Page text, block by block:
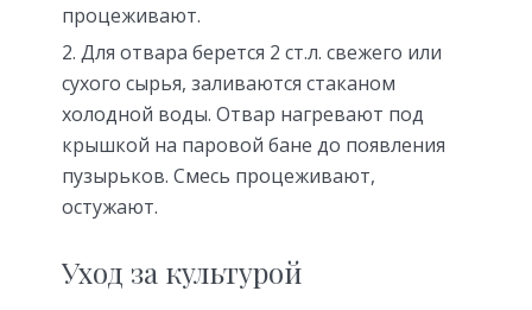
процеживают.
Для отвара берется 2 ст.л. свежего или
сухого сырья, заливаются стаканом
холодной воды. Отвар нагревают под
крышкой на паровой бане до появления
пузырьков. Смесь процеживают,
остужают.
Уход за культурой